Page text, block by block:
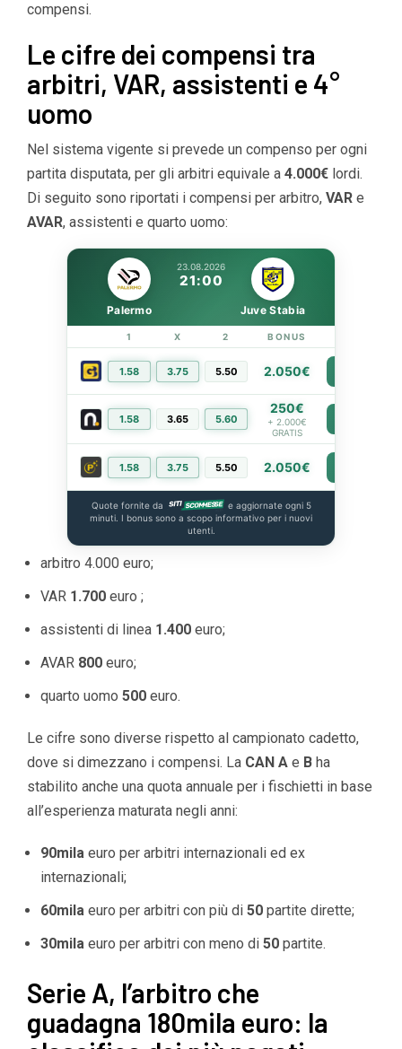
compensi.
Le cifre dei compensi tra
arbitri, VAR, assistenti e 4°
uomo
Nel sistema vigente si prevede un compenso per ogni
partita disputata, per gli arbitri equivale a 4.000€ lordi.
Di seguito sono riportati i compensi per arbitro, VAR e
AVAR, assistenti e quarto uomo:
23.08.2026
21:00
Palermo Juve Stabia
1 X 2 BONUS
1.58 3.75 5.50 2.050€
1.58 3.65 5.60
250€
+ 2.000€
GRATIS
1.58 3.75 5.50 2.050€
Quote fornite da
e aggiornate ogni 5
minuti. I bonus sono a scopo informativo per i nuovi
utenti.
arbitro 4.000 euro;
VAR 1.700 euro ;
assistenti di linea 1.400 euro;
AVAR 800 euro;
quarto uomo 500 euro.
Le cifre sono diverse rispetto al campionato cadetto,
dove si dimezzano i compensi. La CAN A e B ha
stabilito anche una quota annuale per i fischietti in base
all’esperienza maturata negli anni:
90mila euro per arbitri internazionali ed ex
internazionali;
60mila euro per arbitri con più di 50 partite dirette;
30mila euro per arbitri con meno di 50 partite.
Serie A, l’arbitro che
guadagna 180mila euro: la